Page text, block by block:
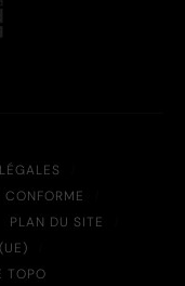
PLAN DU SITE
TOPO